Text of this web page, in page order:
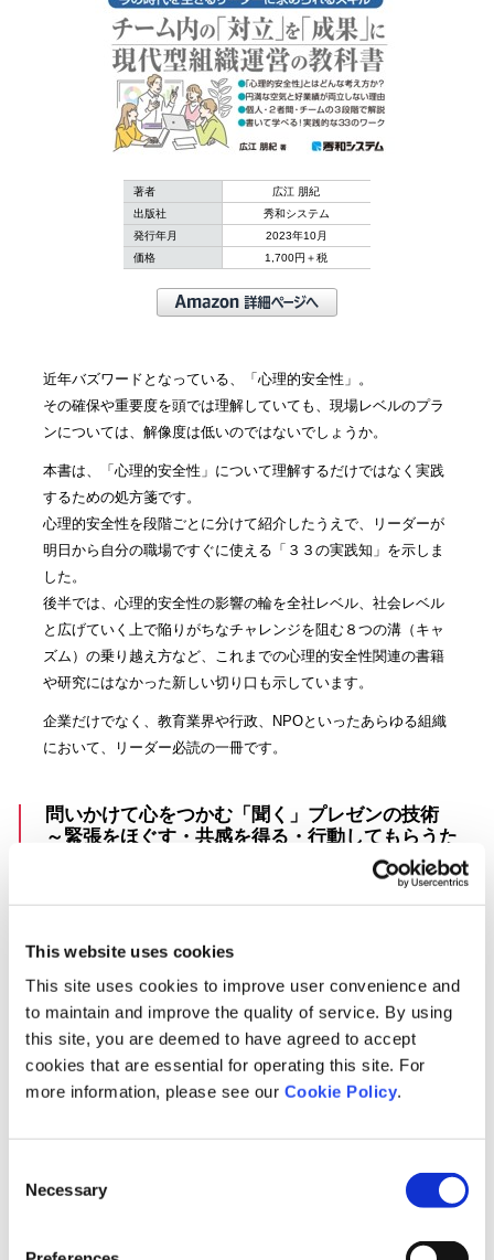
This website uses cookies
This site uses cookies to improve user convenience and
to maintain and improve the quality of service. By using
this site, you are deemed to have agreed to accept
cookies that are essential for operating this site. For
more information, please see our Cookie Policy.
Selection
Necessary
著者
広江 朋紀
出版社
秀和システム
発行年月
2023年10月
価格
1,700円＋税
近年バズワードとなっている、「心理的安全性」。
その確保や重要度を頭では理解していても、現場レベルのプラ
ンについては、解像度は低いのではないでしょうか。
本書は、「心理的安全性」について理解するだけではなく実践
するための処方箋です。
心理的安全性を段階ごとに分けて紹介したうえで、リーダーが
明日から自分の職場ですぐに使える「３３の実践知」を示しま
した。
後半では、心理的安全性の影響の輪を全社レベル、社会レベル
と広げていく上で陥りがちなチャレンジを阻む８つの溝（キャ
ズム）の乗り越え方など、これまでの心理的安全性関連の書籍
や研究にはなかった新しい切り口も示しています。
企業だけでなく、教育業界や行政、NPOといったあらゆる組織
において、リーダー必読の一冊です。
問いかけて心をつかむ「聞く」プレゼンの技術
～緊張をほぐす・共感を得る・行動してもらうた